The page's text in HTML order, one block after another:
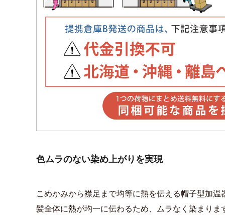
色ムラのない染め上がりを実現
こめかみから襟足まで均等に熱を伝える帽子型加温
髪全体に熱が均一に伝わるため、ムラなく染まりま